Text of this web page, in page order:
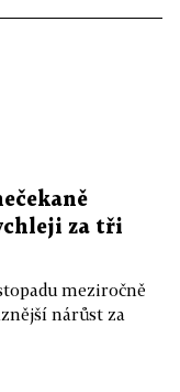
za tři
meziročně
nárůst za